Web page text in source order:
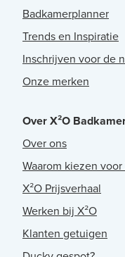
Badkamerplanner
Trends en Inspiratie
Inschrijven voor de
Onze merken
Over X²O
Over ons
Waarom kiezen voor
X²O Prijsverhaal
Werken bij X²O
Klanten getuigen